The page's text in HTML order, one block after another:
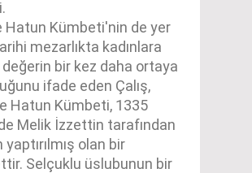
Hatun Kümbeti'nin de yer
mezarlıkta kadınlara
bir kez daha ortaya
ifade eden Çalış,
Hatun Kümbeti, 1335
Melik İzzettin tarafından
yaptırılmış olan bir
Selçuklu üslubunun bir